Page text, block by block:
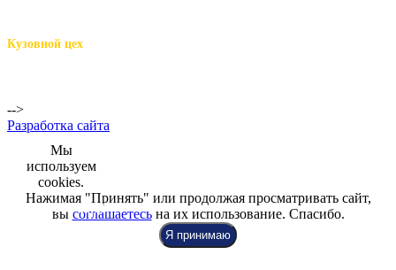
+7 (812) 942-00-99
+7 (812) 918-80-40
Кузовной цех
+7 (812) 926-86-86
-->
Разработка сайта
Мы
используем
cookies.
Нажимая "Принять" или продолжая просматривать сайт,
вы соглашаетесьна их использование. Спасибо.
Я принимаю